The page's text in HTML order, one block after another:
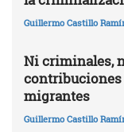
Guillermo Castillo
Ni criminales,
contribuciones
migrantes
Guillermo Castillo